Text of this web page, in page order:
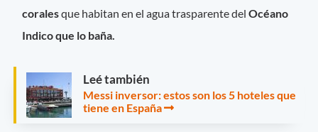
coralesque habitan en el agua trasparente delOcéano
Indico que lo baña.
Leé también
Messi inversor: estos son los 5 hoteles que
tiene en España